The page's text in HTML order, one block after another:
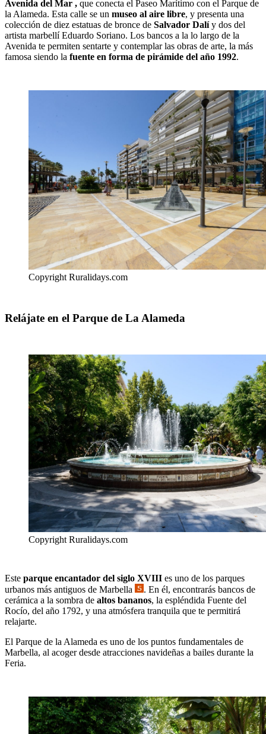
Avenida del Mar , que conecta el Paseo Marítimo con el Parque de
la Alameda. Esta calle se un museo al aire libre, y presenta una
colección de diez estatuas de bronce de Salvador Dalíy dos del
artista marbellí Eduardo Soriano. Los bancos a la lo largo de la
Avenida te permiten sentarte y contemplar las obras de arte, la más
famosa siendo la fuente en forma de pirámide del año 1992.
Copyright Ruralidays.com
Relájate en el Parque de La Alameda
Copyright Ruralidays.com
Este parque encantador del siglo XVIII es uno de los parques
urbanos más antiguos de Marbella
. En él, encontrarás bancos de
cerámica a la sombra de altos bananos, la espléndida Fuente del
Rocío, del año 1792, y una atmósfera tranquila que te permitirá
relajarte.
El Parque de la Alameda es uno de los puntos fundamentales de
Marbella, al acoger desde atracciones navideñas a bailes durante la
Feria.